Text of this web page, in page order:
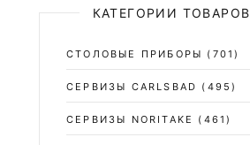
КАТЕГОРИИ ТОВАРОВ
СТОЛОВЫЕ ПРИБОРЫ (701)
CЕРВИЗЫ CARLSBAD (495)
СЕРВИЗЫ NORITAKE (461)